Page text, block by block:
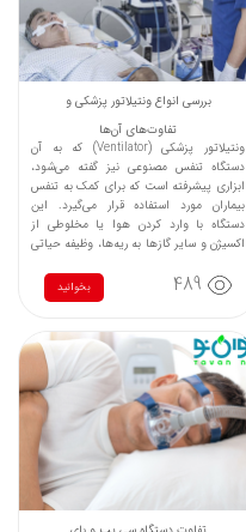
بررسی انواع ونتیلاتور پزشکی و
تفاوت‌های آن‌ها
ونتیلاتور پزشکی (Ventilator) که به آن
دستگاه تنفس مصنوعی نیز گفته می‌شود،
ابزاری پیشرفته است که برای کمک به تنفس
بیماران مورد استفاده قرار می‌گیرد. این
دستگاه با وارد کردن هوا یا مخلوطی از
اکسیژن و سایر گازها به ریه‌ها، وظیفه حیاتی
آسیب قادر به نفس کشیدن طبیعی نیستند،
489 بخوانید